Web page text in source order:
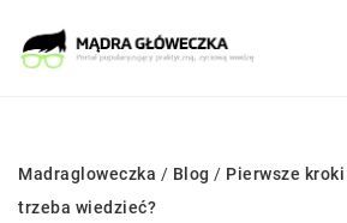
Madragloweczka / Blog / Pierwsze
trzeba wiedzieć?